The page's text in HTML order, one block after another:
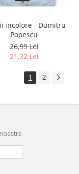
incolore - Dumitru
Popescu
26,99 Lei
21,32 Lei
1 2